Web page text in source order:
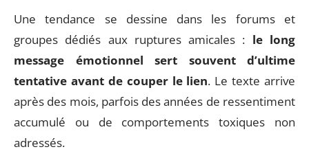
Une tendance se dessine dans les forums et
groupes dédiés aux ruptures amicales : le long
message émotionnel sert souvent d’ultime
tentative avant de couper le lien. Le texte arrive
après des mois, parfois des années de ressentiment
accumulé ou de comportements toxiques non
adressés.